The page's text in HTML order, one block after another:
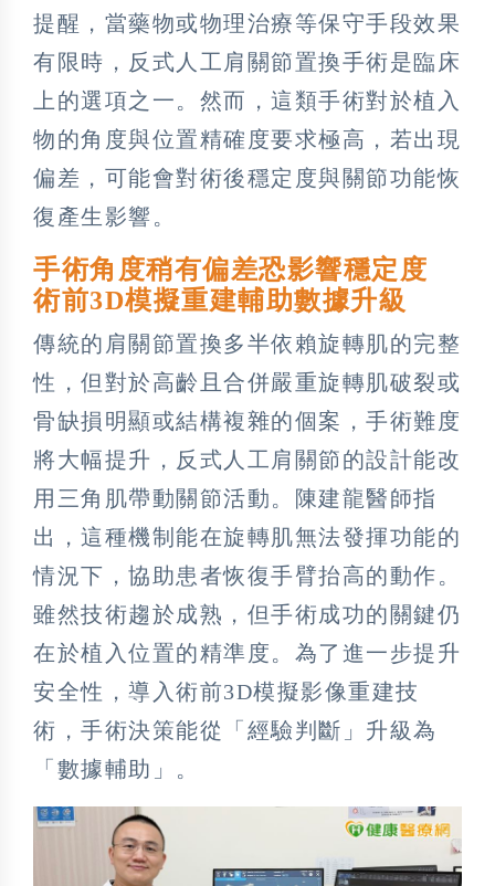
提醒，當藥物或物理治療等保守手段效果
有限時，反式人工肩關節置換手術是臨床
上的選項之一。然而，這類手術對於植入
物的角度與位置精確度要求極高，若出現
偏差，可能會對術後穩定度與關節功能恢
復產生影響。
手術角度稍有偏差恐影響穩定度
術前3D模擬重建輔助數據升級
傳統的肩關節置換多半依賴旋轉肌的完整
性，但對於高齡且合併嚴重旋轉肌破裂或
骨缺損明顯或結構複雜的個案，手術難度
將大幅提升，反式人工肩關節的設計能改
用三角肌帶動關節活動。陳建龍醫師指
出，這種機制能在旋轉肌無法發揮功能的
情況下，協助患者恢復手臂抬高的動作。
雖然技術趨於成熟，但手術成功的關鍵仍
在於植入位置的精準度。為了進一步提升
安全性，導入術前3D模擬影像重建技
術，手術決策能從「經驗判斷」升級為
「數據輔助」。